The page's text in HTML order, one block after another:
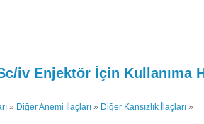
iv Enjektör İçin Kullanıma
» Diğer Anemi İlaçları » Diğer Kansızlık İlaçları »